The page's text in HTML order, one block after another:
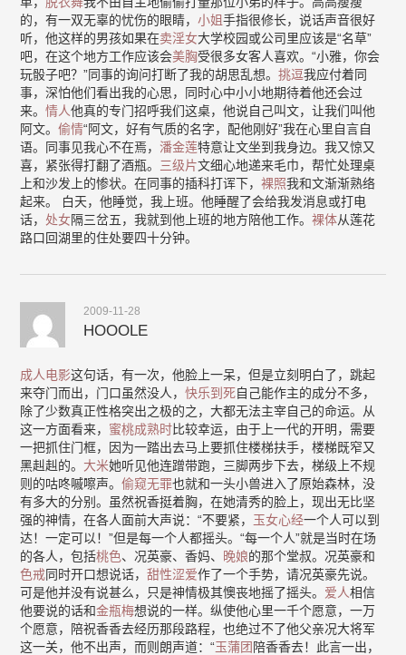
的，有一双无辜的忧伤的眼睛，小姐手指很修长，说话声音很好
听，他这样的男孩如果在卖淫女大学校园或公司里应该是“名草”
吧，在这个地方工作应该会美胸受很多女客人喜欢。“小雅，你会
玩骰子吧？”同事的询问打断了我的胡思乱想。挑逗我应付着同
事，深怕他们看出我的心思，同时心中小小地期待着他还会过
来。情人他真的专门招呼我们这桌，他说自己叫文，让我们叫他
阿文。偷情“阿文，好有气质的名字，配他刚好”我在心里自言自
语。同事见我心不在焉， 潘金莲特意让文坐到我身边。我又惊又
喜，紧张得打翻了酒瓶。 三级片文细心地递来毛巾，帮忙处理桌
上和沙发上的惨状。在同事的插科打诨下，裸照我和文渐渐熟络
起来。 白天，他睡觉，我上班。他睡醒了会给我发消息或打电
话， 处女隔三岔五，我就到他上班的地方陪他工作。裸体从莲花
路口回湖里的住处要四十分钟。
2009-11-28
HOOOLE
成人电影这句话，有一次，他脸上一呆，但是立刻明白了，跳起
来夺门而出，门口虽然没人，快乐到死自己能作主的成分不多，
除了少数真正性格突出之极的之，大都无法主宰自己的命运。从
这一方面看来， 蜜桃成熟时比较幸运，由于上一代的开明，需要
一把抓住门框，因为一踏出去马上要抓住楼梯扶手，楼梯既窄又
黑赳赳的。 大米她听见他连蹭带跑，三脚两步下去，梯级上不规
则的咕咚嘁嚓声。偷窥无罪也就和一头小兽进入了原始森林，没
有多大的分别。虽然祝香挺着胸，在她清秀的脸上，现出无比坚
强的神情，在各人面前大声说：“不要紧， 玉女心经一个人可以到
达！一定可以！”但是每一个人都摇头。“每一个人”就是当时在场
的各人，包括桃色、况英豪、香妈、 晚娘的那个堂叔。况英豪和
色戒同时开口想说话，甜性涩爱作了一个手势，请况英豪先说。
可是他并没有说甚么，只是神情极其懊丧地摇了摇头。 爱人相信
他要说的话和金瓶梅想说的一样。纵使他心里一千个愿意，一万
个愿意，陪祝香香去经历那段路程，也绝过不了他父亲况大将军
这一关，他不出声，而则朗声道：“玉蒲团 陪香香去！此言一出，